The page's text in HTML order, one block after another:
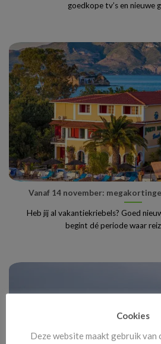
goedkope tv’s en nieuwe
Vanaf 14 november:
Heb jij al vakantiekriebels? Goed
begint dé periode waar
Cookies
Deze website maakt gebruik van